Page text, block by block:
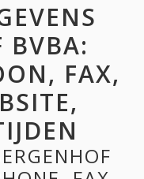
BVBA:
FAX,